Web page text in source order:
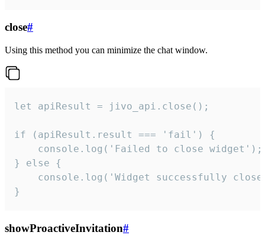
close#
Using this method you can minimize the chat window.
let apiResult = jivo_api.close();
if (apiResult.result === 'fail') {
    console.log('Failed to close widget');
} else {
console.log('Widget successfully
}
showProactiveInvitation#